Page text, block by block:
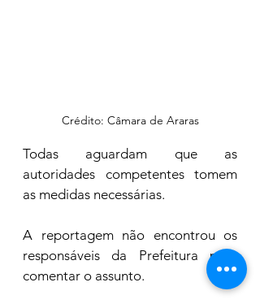
Crédito: Câmara de Araras
Todas aguardam que as
autoridades competentes tomem
as medidas necessárias.
A reportagem não encontrou os
responsáveis da Prefeitura para
comentar o assunto.